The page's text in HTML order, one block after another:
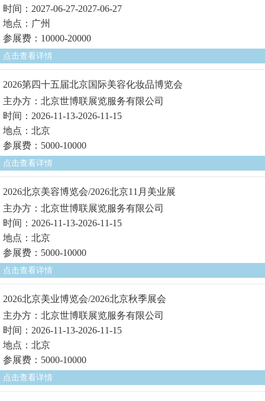
时间：2027-06-27-2027-06-27
地点：广州
参展费：10000-20000
点击查看详情
2026第四十五届北京国际美容化妆品博览会
主办方：北京世博联展览服务有限公司
时间：2026-11-13-2026-11-15
地点：北京
参展费：5000-10000
点击查看详情
2026北京美容博览会/2026北京11月美业展
主办方：北京世博联展览服务有限公司
时间：2026-11-13-2026-11-15
地点：北京
参展费：5000-10000
点击查看详情
2026北京美业博览会/2026北京秋季展会
主办方：北京世博联展览服务有限公司
时间：2026-11-13-2026-11-15
地点：北京
参展费：5000-10000
点击查看详情